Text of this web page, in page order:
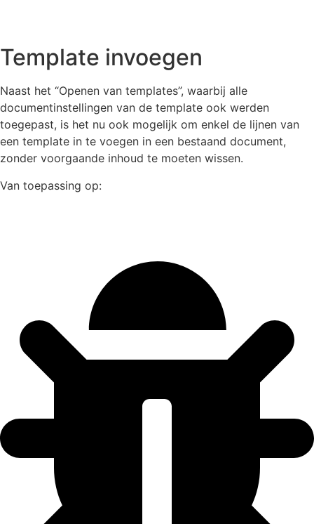
Template invoegen
Naast het “Openen van templates”, waarbij alle
documentinstellingen van de template ook werden
toegepast, is het nu ook mogelijk om enkel de lijnen van
een template in te voegen in een bestaand document,
zonder voorgaande inhoud te moeten wissen.
Van toepassing op: